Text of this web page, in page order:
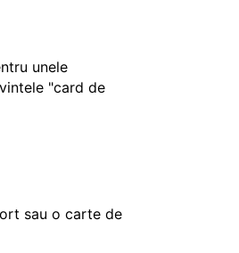
unele
"card de
sau o carte de